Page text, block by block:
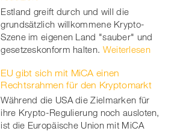
Estland greift durch und will die
grundsätzlich willkommene Krypto-
Szene im eigenen Land "sauber" und
gesetzeskonform halten. Weiterlesen
EU gibt sich mit MiCA einen
Rechtsrahmen für den Kryptomarkt
Während die USA die Zielmarken für
ihre Krypto-Regulierung noch ausloten,
ist die Europäische Union mit MiCA